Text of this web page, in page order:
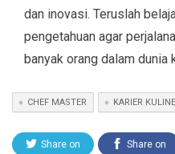
dan inovasi. Teruslah
pengetahuan agar
banyak orang dalam dunia
CHEF MASTER KARIER
Share on Share on